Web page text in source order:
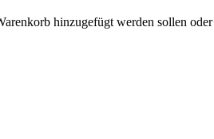
hinzugefügt werden sollen oder